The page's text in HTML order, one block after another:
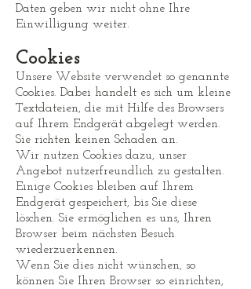
Daten geben wir nicht ohne Ihre
Einwilligung weiter.
Cookies
Unsere Website verwendet so genannte
Cookies. Dabei handelt es sich um kleine
Textdateien, die mit Hilfe des Browsers
auf Ihrem Endgerät abgelegt werden.
Sie richten keinen Schaden an.
Wir nutzen Cookies dazu, unser
Angebot nutzerfreundlich zu gestalten.
Einige Cookies bleiben auf Ihrem
Endgerät gespeichert, bis Sie diese
löschen. Sie ermöglichen es uns, Ihren
Browser beim nächsten Besuch
wiederzuerkennen.
Wenn Sie dies nicht wünschen, so
können Sie Ihren Browser so einrichten,